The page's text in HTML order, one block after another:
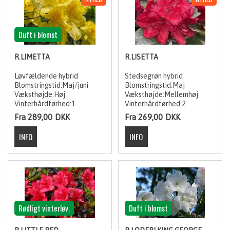
Duft i blomst
R.LIMETTA
Løvfældende hybrid
Blomstringstid:Maj/juni
Væksthøjde:Høj
Vinterhårdførhed:1
Fra 289,00 DKK
R.LISETTA
Stedsegrøn hybrid
Blomstringstid:Maj
Væksthøjde:Mellemhøj
Vinterhårdførhed:2
Fra 269,00 DKK
Rødligt vinterløv. Duft i blomst